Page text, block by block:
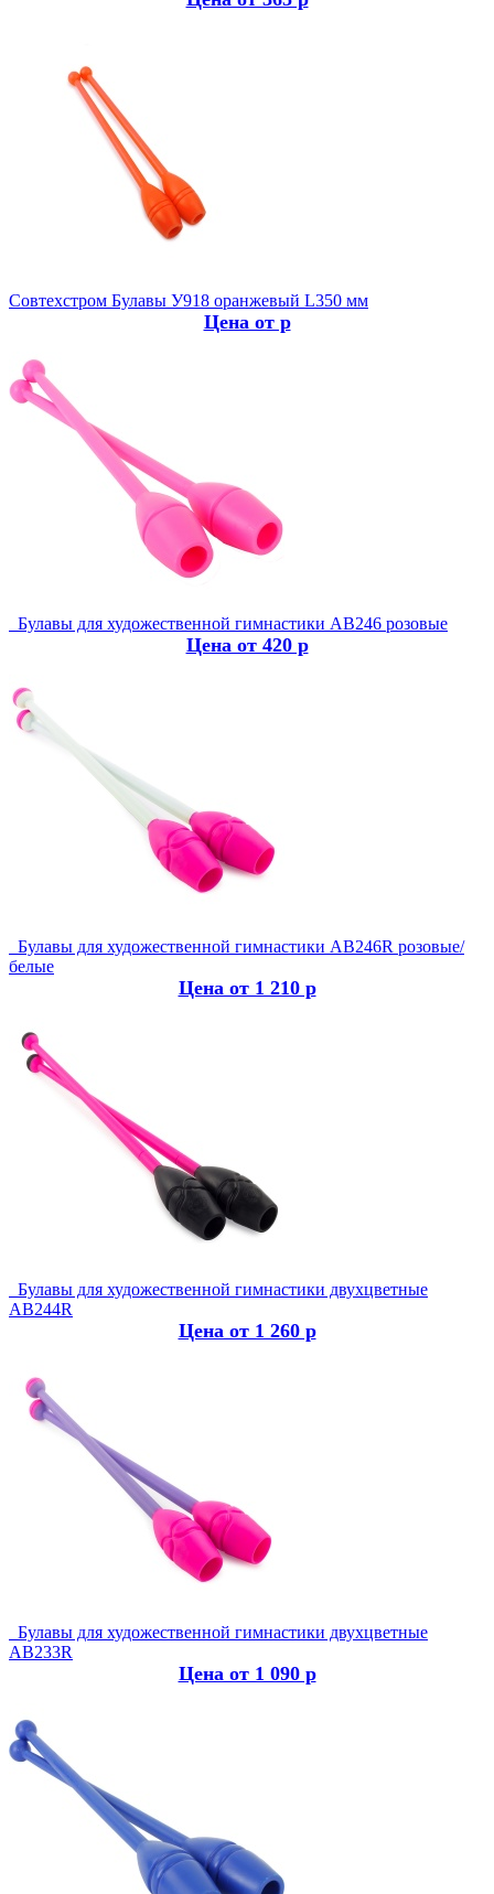
Совтехстром Булавы У918 оранжевый L350 мм
Цена от р
Булавы для художественной гимнастики AB246 розовые
Цена от 420 р
Булавы для художественной гимнастики AB246R розовые/
белые
Цена от 1 210 р
Булавы для художественной гимнастики двухцветные
AB244R
Цена от 1 260 р
Булавы для художественной гимнастики двухцветные
AB233R
Цена от 1 090 р